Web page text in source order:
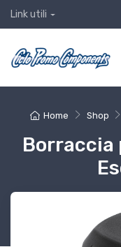
Link utili
Home Shop